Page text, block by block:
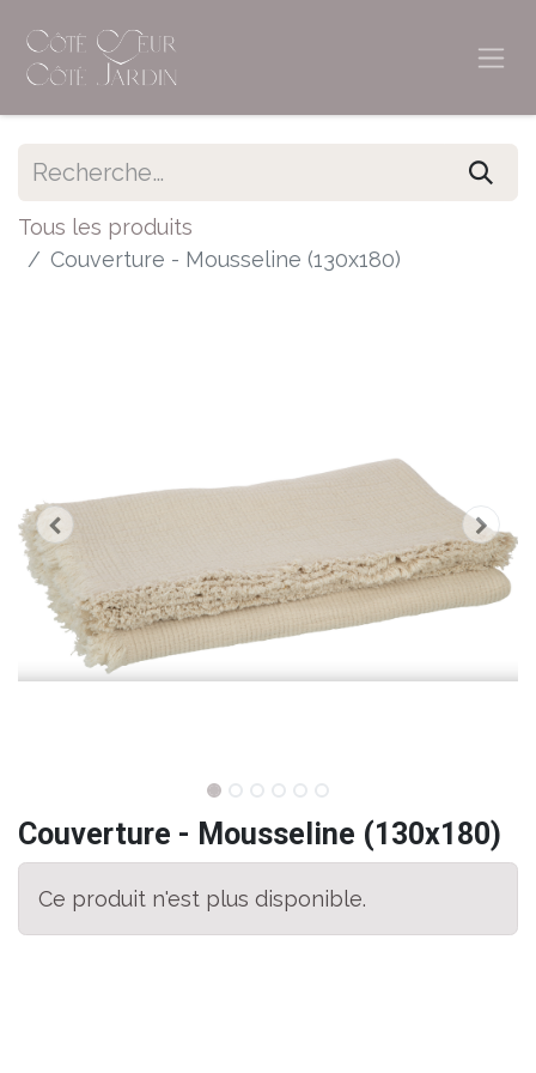
Tous les produits
Couverture - Mousseline (130x180)
Couverture - Mousseline (130x180)
Ce produit n'est plus disponible.